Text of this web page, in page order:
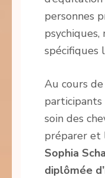
personnes
spécifiques
Au cours de
soin des
préparer et
Sophia
diplômée